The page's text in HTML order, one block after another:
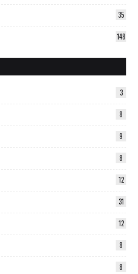
35
148
3
8
9
8
12
31
12
8
8